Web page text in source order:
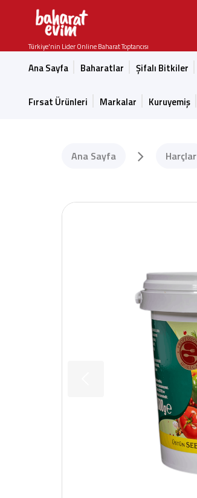
Türkiye'nin Lider Online Baharat Toptancısı
Ana Sayfa Baharatlar Şifalı Bitkiler
Fırsat Ürünleri Markalar Kuruyemiş
Ana Sayfa Harçlar